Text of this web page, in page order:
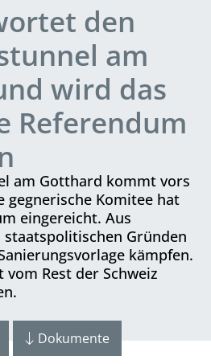
den
am
wird das
Referendum
am Gotthard kommt vors
gegnerische Komitee hat
eingereicht. Aus
Gründen
kämpfen.
vom Rest der Schweiz
Dokumente